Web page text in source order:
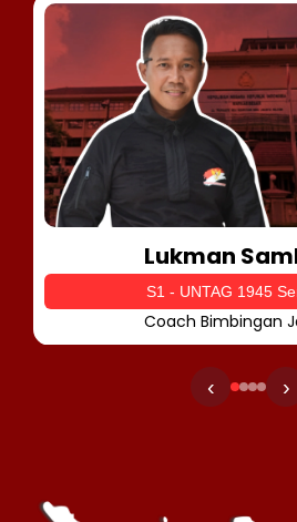
Lukman
S1 - UNTAG 1945
Coach Bimbingan
‹ ›